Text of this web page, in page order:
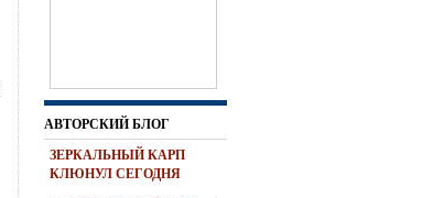
АВТОРСКИЙ БЛОГ
ЗЕРКАЛЬНЫЙ КАРП
КЛЮНУЛ СЕГОДНЯ